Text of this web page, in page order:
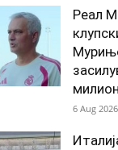
Реал
6 Aug